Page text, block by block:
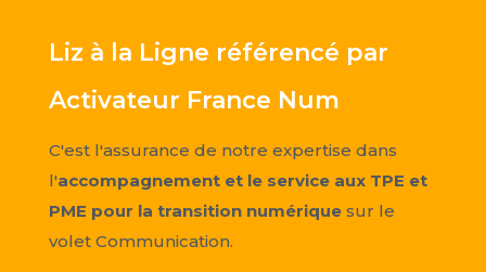
Liz à la Ligne référencé par
Activateur France Num
C'est l'assurance de notre expertise dans
l'accompagnement et le service aux TPE et
PME pour la transition numériquesur le
volet Communication.